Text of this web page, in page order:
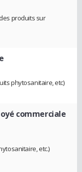
produits sur
phytosanitaire, etc)
commerciale
etc.)